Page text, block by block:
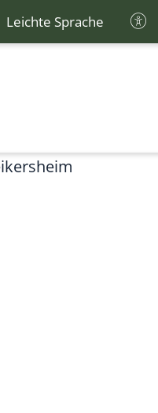
Leichte Sprache